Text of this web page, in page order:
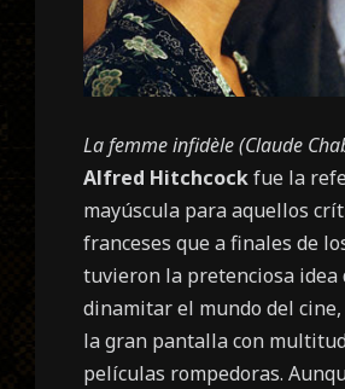
La femme infidèle (Claude
Alfred Hitchcockfue la
mayúscula para aquellos
franceses que a finales de
tuvieron la pretenciosa idea
dinamitar el mundo del
la gran pantalla con
películas rompedoras.